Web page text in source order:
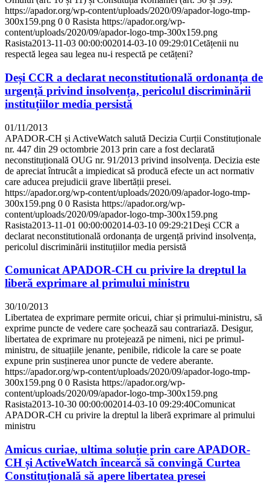
https://apador.org/wp-content/uploads/2020/09/apador-logo-tmp-
300x159.png 0 0 Rasista https://apador.org/wp-
content/uploads/2020/09/apador-logo-tmp-300x159.png
Rasista2013-11-03 00:00:002014-03-10 09:29:01Cetățenii nu
respectă legea sau legea nu-i respectă pe cetățeni?
Deși CCR a declarat neconstitutională ordonanța de
urgență privind insolvența, pericolul discriminării
instituțiilor media persistă
01/11/2013
APADOR-CH și ActiveWatch salută Decizia Curții Constituționale
nr. 447 din 29 octombrie 2013 prin care a fost declarată
neconstituțională OUG nr. 91/2013 privind insolvența. Decizia este
de apreciat întrucât a impiedicat să producă efecte un act normativ
care aducea prejudicii grave libertății presei.
https://apador.org/wp-content/uploads/2020/09/apador-logo-tmp-
300x159.png 0 0 Rasista https://apador.org/wp-
content/uploads/2020/09/apador-logo-tmp-300x159.png
Rasista2013-11-01 00:00:002014-03-10 09:29:21Deși CCR a
declarat neconstitutională ordonanța de urgență privind insolvența,
pericolul discriminării instituțiilor media persistă
Comunicat APADOR-CH cu privire la dreptul la
liberă exprimare al primului ministru
30/10/2013
Libertatea de exprimare permite oricui, chiar și primului-ministru, să
exprime puncte de vedere care șochează sau contrariază. Desigur,
libertatea de exprimare nu protejează pe nimeni, nici pe primul-
ministru, de situațiile jenante, penibile, ridicole la care se poate
expune prin susținerea unor puncte de vedere aberante.
https://apador.org/wp-content/uploads/2020/09/apador-logo-tmp-
300x159.png 0 0 Rasista https://apador.org/wp-
content/uploads/2020/09/apador-logo-tmp-300x159.png
Rasista2013-10-30 00:00:002014-03-10 09:29:40Comunicat
APADOR-CH cu privire la dreptul la liberă exprimare al primului
ministru
Amicus curiae, ultima soluție prin care APADOR-
CH și ActiveWatch încearcă să convingă Curtea
Constituțională să apere libertatea presei